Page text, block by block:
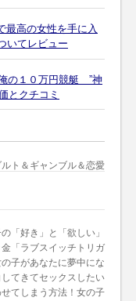
最高の女性を手に入
いてレビュー
の１０万円競艇 ”神
とクチコミ
ルト＆ギャンブル＆恋愛
「好き」と「欲しい」
「ラブスイッチトリガ
子があなたに夢中にな
してきてセックスしたい
せてしまう方法！女の子